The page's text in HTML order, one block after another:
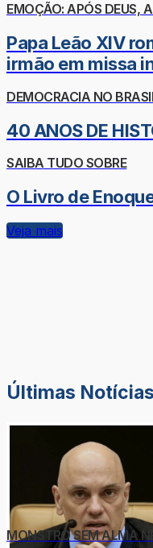
EMOÇÃO: APÓS DEUS,
Papa Leão XIV
irmão em missa
DEMOCRACIA NO
40 ANOS DE
SAIBA TUDO SOBRE
O Livro de
Veja mais
Últimas Notícias
MONSTRO SEM ALMA